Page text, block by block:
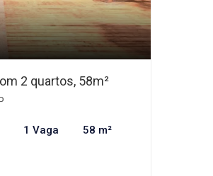
2 quartos, 58m²
1 Vaga 58 m²